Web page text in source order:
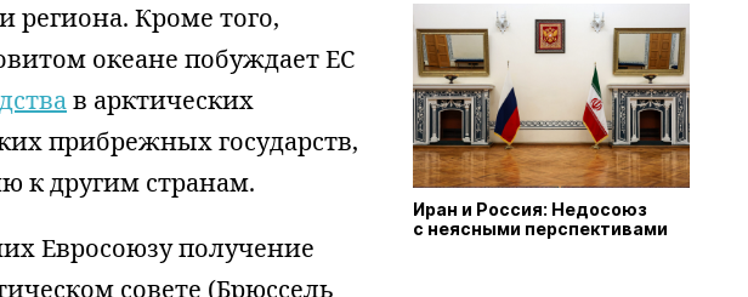
региона. Кроме того,
океане побуждает ЕС
в арктических
прибрежных государств,
к другим странам.
Евросоюзу получение
совете (Брюссель
Иран и Россия: Недосоюз
с неясными перспективами